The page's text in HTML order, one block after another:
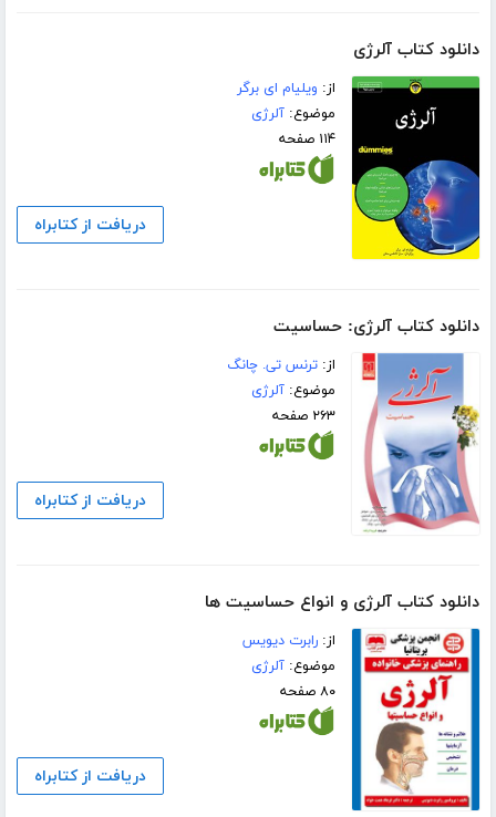
دانلود کتاب آلرژی
از: ویلیام ای برگر
موضوع:آلرژی
۱۱۴ صفحه
دریافت از کتابراه
دانلود کتاب آلرژی: حساسیت
از:ترنس تی. چانگ
موضوع:آلرژی
۲۶۳ صفحه
دریافت از کتابراه
دانلود کتاب آلرژی و انواع حساسیت ها
از:رابرت دیویس
موضوع:آلرژی
۸۰ صفحه
دریافت از کتابراه